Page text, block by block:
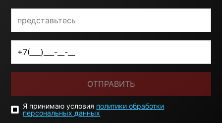
ОТПРАВИТЬ
Я принимаю условия политики обработки
персональных данных